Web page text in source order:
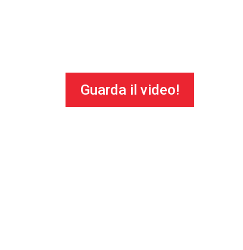
Guarda il video!